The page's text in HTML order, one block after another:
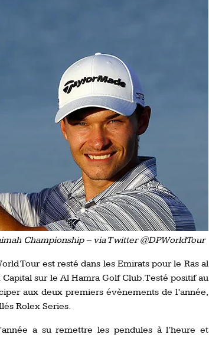
Championship – via Twitter @DPWorldTour
Tour est resté dans les Emirats pour le Ras al
sur le Al Hamra Golf Club. Testé positif au
aux deux premiers évènements de l’année,
Rolex Series.
a su remettre les pendules à l’heure et